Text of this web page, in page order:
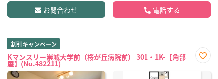
お問合わせ 電話する
割引キャンペーン
Kマンスリー崇城大学前（桜が丘病院前） 301・1K-【角部
屋】(No.482211)
に入